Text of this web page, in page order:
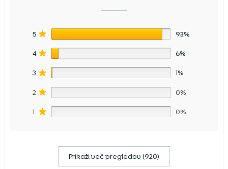
5 93%
4 6%
3 1%
2 0%
1 0%
Prikaži več pregledov (920)